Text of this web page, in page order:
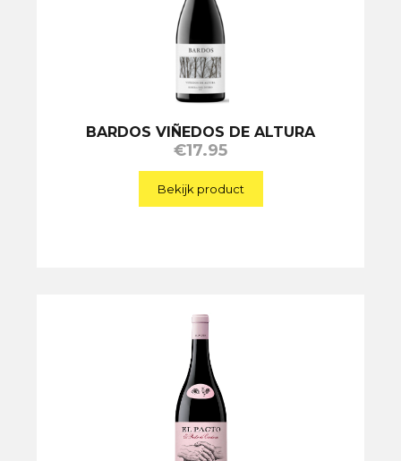
BARDOS VIÑEDOS DE ALTURA
€17.95
Bekijk product